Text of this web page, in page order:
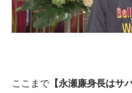
ここまで 【永瀬廉身長はサ